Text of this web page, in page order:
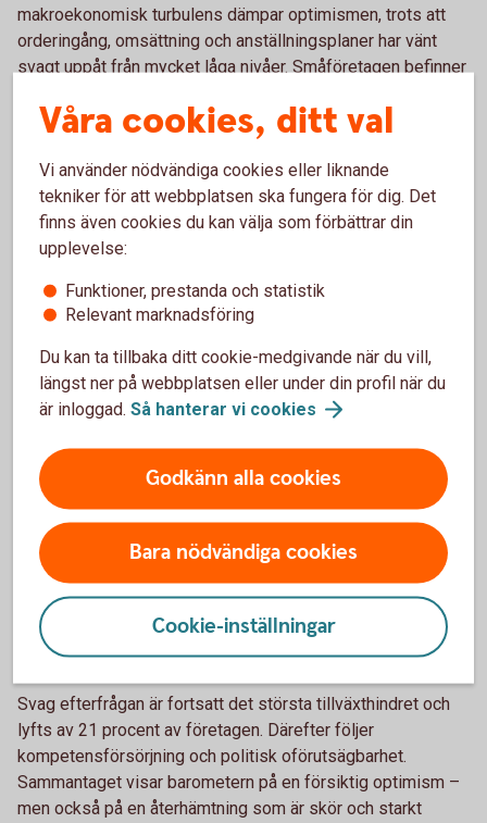
makroekonomisk turbulens dämpar optimismen, trots att
orderingång, omsättning och anställningsplaner har vänt
svagt uppåt från mycket låga nivåer. Småföretagen befinner
återhämtningsfas.
Sveriges småföretag befinner sig i en utdragen
lågkonjunktur, som ser ut att hålla i sig ett tag till. Under
hela 20-talet har utmaningar och konflikter utlöst
varandra. Kriget i Mellanöstern ger kännbara
ekonomiska effekter och dämpar konjunkturoptimismen,
som är lägre än vad den var i höstas. Orderingången,
omsättningen och anställningsplanerna har vänt upp –
men vi befinner fortsatt på låga nivåer, säger Jörgen
Kennemar, företagsekonom på Swedbank.
Försiktig förbättring i lönsamheten
Lönsamheten har förbättrats något jämfört med tidigare år. I
vårens mätning uppger 34 procent av småföretagen att
lönsamheten har stärkts, medan 31 procent uppger en
försämring. Samtidigt är utrymmet för investeringar fortsatt
begränsat, särskilt bland de allra minsta företagen, även om
risken för konkurser har minskat.
Fortsatt svag efterfrågan
Svag efterfrågan är fortsatt det största tillväxthindret och
lyfts av 21 procent av företagen. Därefter följer
kompetensförsörjning och politisk oförutsägbarhet.
Sammantaget visar barometern på en försiktig optimism –
men också på en återhämtning som är skör och starkt
Våra cookies, ditt val
Vi använder nödvändiga cookies eller liknande
tekniker för att webbplatsen ska fungera för dig. Det
finns även cookies du kan välja som förbättrar din
upplevelse:
Funktioner, prestanda och statistik
Relevant marknadsföring
Du kan ta tillbaka ditt cookie-medgivande när du vill,
längst ner på webbplatsen eller under din profil när du
är inloggad. Så hanterar vi cookies
Godkänn alla cookies
Bara nödvändiga cookies
Cookie-inställningar